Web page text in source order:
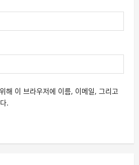
해 이 브라우저에 이름, 이메일, 그리고
.